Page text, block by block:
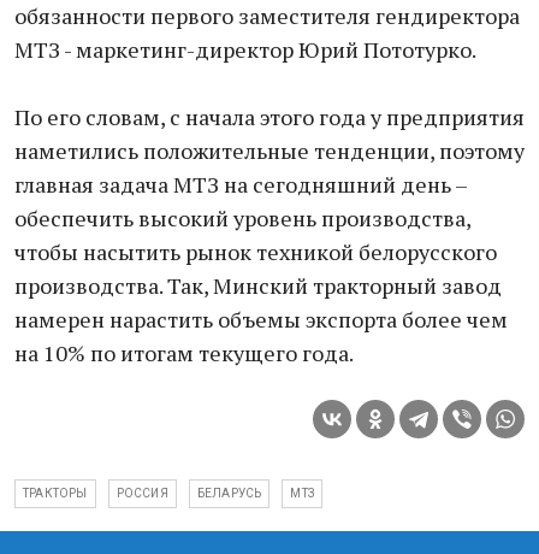
обязанности первого заместителя гендиректора
МТЗ - маркетинг-директор Юрий Пототурко.
По его словам, с начала этого года у предприятия
наметились положительные тенденции, поэтому
главная задача МТЗ на сегодняшний день –
обеспечить высокий уровень производства,
чтобы насытить рынок техникой белорусского
производства. Так, Минский тракторный завод
намерен нарастить объемы экспорта более чем
на 10% по итогам текущего года.
ТРАКТОРЫ РОССИЯ БЕЛАРУСЬ МТЗ